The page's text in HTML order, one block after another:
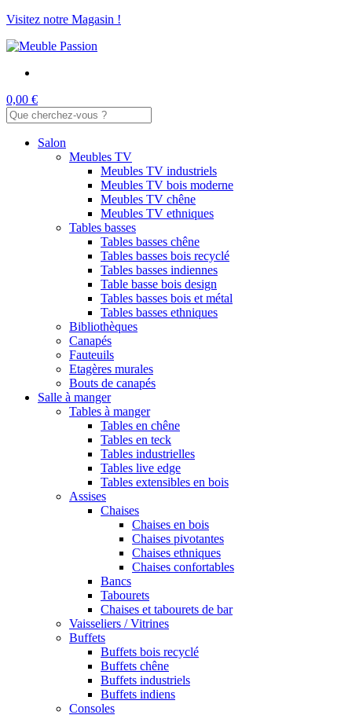
Visitez notre Magasin !
0,00 €
Salon
Meubles TV
Meubles TV industriels
Meubles TV bois moderne
Meubles TV chêne
Meubles TV ethniques
Tables basses
Tables basses chêne
Tables basses bois recyclé
Tables basses indiennes
Table basse bois design
Tables basses bois et métal
Tables basses ethniques
Bibliothèques
Canapés
Fauteuils
Etagères murales
Bouts de canapés
Salle à manger
Tables à manger
Tables en chêne
Tables en teck
Tables industrielles
Tables live edge
Tables extensibles en bois
Assises
Chaises
Chaises en bois
Chaises pivotantes
Chaises ethniques
Chaises confortables
Bancs
Tabourets
Chaises et tabourets de bar
Vaisseliers / Vitrines
Buffets
Buffets bois recyclé
Buffets chêne
Buffets industriels
Buffets indiens
Consoles